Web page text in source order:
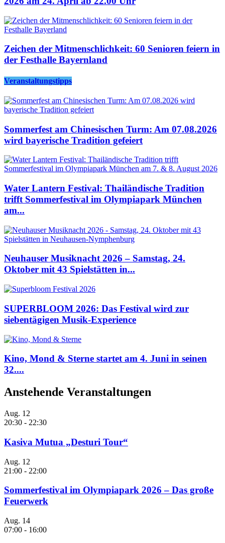
Zeichen der Mitmenschlichkeit: 60 Senioren feiern in
der Festhalle Bayernland
Veranstaltungstipps
Sommerfest am Chinesischen Turm: Am 07.08.2026
wird bayerische Tradition gefeiert
Water Lantern Festival: Thailändische Tradition
trifft Sommerfestival im Olympiapark München
am...
Neuhauser Musiknacht 2026 – Samstag, 24.
Oktober mit 43 Spielstätten in...
SUPERBLOOM 2026: Das Festival wird zur
siebentägigen Musik-Experience
Kino, Mond & Sterne startet am 4. Juni in seinen
32....
Anstehende Veranstaltungen
Aug. 12
20:30 - 22:30
Kasiva Mutua „Desturi Tour“
Aug. 12
21:00 - 22:00
Sommerfestival im Olympiapark 2026 – Das große
Feuerwerk
Aug. 14
07:00 - 16:00